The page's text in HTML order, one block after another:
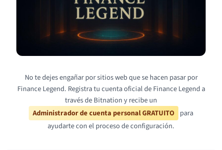
No te dejes engañar por sitios web que se hacen pasar por
Finance Legend. Registra tu cuenta oficial de Finance Legend a
través de Bitnation y recibe un
Administrador de cuenta personal GRATUITO para
ayudarte con el proceso de configuración.